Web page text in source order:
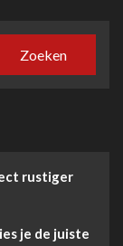
Zoeken
rustiger
je de juiste